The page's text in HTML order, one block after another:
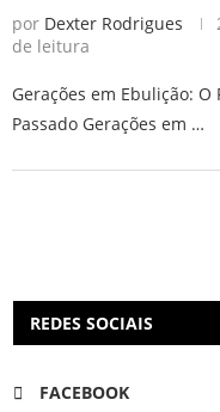
por Dexter Rodrigues
de leitura
Gerações em Ebulição:
Passado Gerações em …
REDES SOCIAIS
FACEBOOK